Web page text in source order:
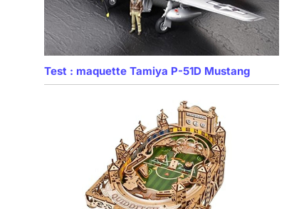
Test : maquette Tamiya P-51D Mustang